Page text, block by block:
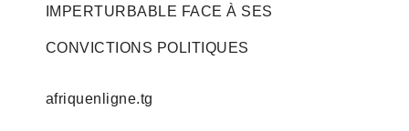
IMPERTURBABLE FACE À SES
CONVICTIONS POLITIQUES
afriquenligne.tg